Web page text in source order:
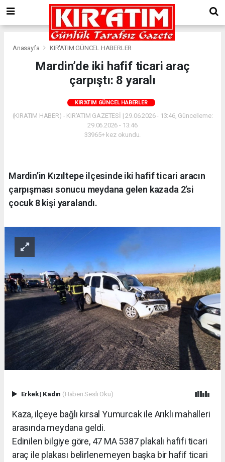
Anasayfa KIR'ATIM GÜNCEL HABERLER
Mardin’de iki hafif ticari araç
çarpıştı: 8 yaralı
KIR'ATIM GÜNCEL HABERLER
(KIRATIM HABER) - KIR'ATIM GAZETESİ | 29.06.2026 - 13:46, Güncelleme:
29.06.2026 - 13:46
33965+ kez okundu.
Mardin’in Kızıltepe ilçesinde iki hafif ticari aracın
çarpışması sonucu meydana gelen kazada 2’si
çocuk 8 kişi yaralandı.
Erkek| Kadın (Haberi Sesli Oku)
Kaza, ilçeye bağlı kırsal Yumurcak ile Arıklı mahalleri
arasında meydana geldi.
Edinilen bilgiye göre, 47 MA 5387 plakalı hafifi ticari
araç ile plakası belirlenemeyen başka bir hafif ticari